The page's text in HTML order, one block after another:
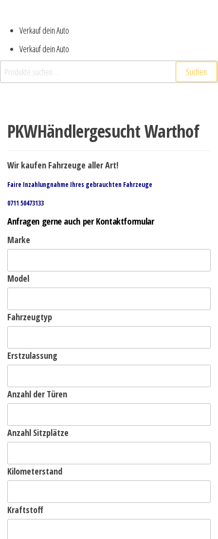
Verkauf dein Auto
Verkauf dein Auto
Suchen
PKWHändlergesucht Warthof
Wir kaufen Fahrzeuge aller Art!
Faire Inzahlungnahme Ihres gebrauchten Fahrzeuge
0711 50473133
Anfragen gerne auch per Kontaktformular
Marke
Model
Fahrzeugtyp
Erstzulassung
Anzahl der Türen
Anzahl Sitzplätze
Kilometerstand
Kraftstoff